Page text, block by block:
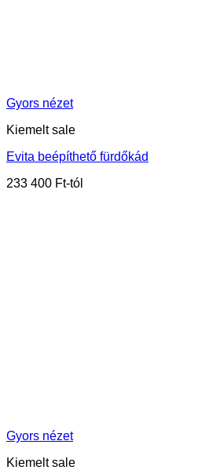
Gyors nézet
Kiemelt sale
Evita beépíthető fürdőkád
233 400 Ft
Gyors nézet
Kiemelt sale